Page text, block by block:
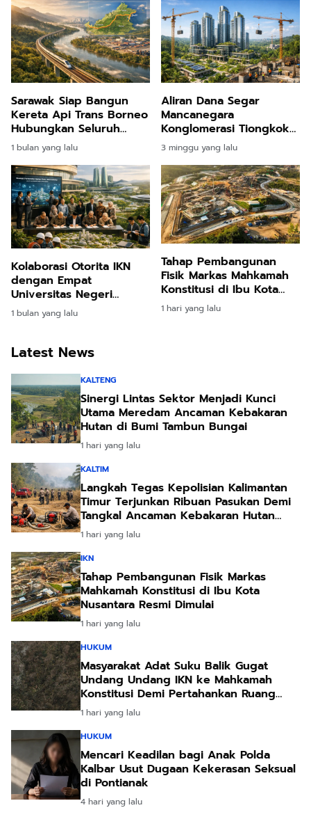
Sarawak Siap Bangun
Kereta Api Trans Borneo
Hubungkan Seluruh
Kalimantan
1 bulan yang lalu
Aliran Dana Segar
Mancanegara
Konglomerasi Tiongkok
Bangun Hunian Megah
Triliunan Rupiah di
Nusantara
3 minggu yang lalu
Kolaborasi Otorita IKN
dengan Empat
Universitas Negeri
Perkuat Fondasi
Pembangunan Ibu Kota
1 bulan yang lalu
Tahap Pembangunan
Fisik Markas Mahkamah
Konstitusi di Ibu Kota
Nusantara Resmi Dimulai
1 hari yang lalu
Latest News
KALTENG
Sinergi Lintas Sektor Menjadi Kunci
Utama Meredam Ancaman Kebakaran
Hutan di Bumi Tambun Bungai
1 hari yang lalu
KALTIM
Langkah Tegas Kepolisian Kalimantan
Timur Terjunkan Ribuan Pasukan Demi
Tangkal Ancaman Kebakaran Hutan
Akibat Kemarau Ekstrem
1 hari yang lalu
IKN
Tahap Pembangunan Fisik Markas
Mahkamah Konstitusi di Ibu Kota
Nusantara Resmi Dimulai
1 hari yang lalu
HUKUM
Masyarakat Adat Suku Balik Gugat
Undang Undang IKN ke Mahkamah
Konstitusi Demi Pertahankan Ruang
Hidup Leluhur
1 hari yang lalu
HUKUM
Mencari Keadilan bagi Anak Polda
Kalbar Usut Dugaan Kekerasan Seksual
di Pontianak
4 hari yang lalu